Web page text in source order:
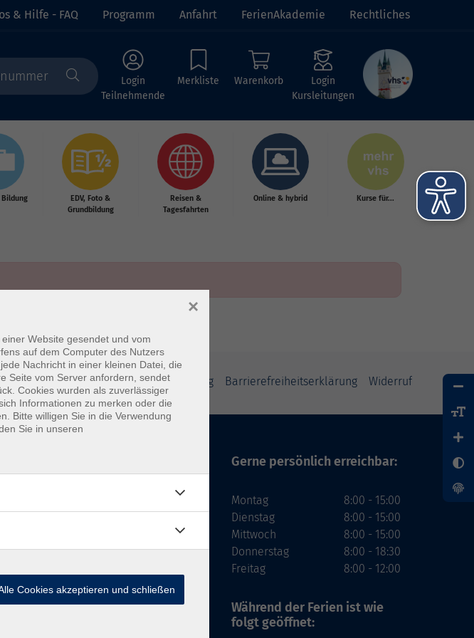
& Hilfe - FAQ Programm Anfahrt FerienAkademie Rechtliches
Login
Teilnehmende
Merkliste Warenkorb
Login
Kursleitungen
EDV, Foto &
Grundbildung
Reisen &
Tagesfahrten
Online & hybrid Kurse für...
Datenschutzerklärung Barrierefreiheitserklärung Widerruf
8457-0
8457-50
Gerne persönlich erreichbar:
Montag
Dienstag
Mittwoch
Donnerstag
Freitag
8:00 - 15:00
8:00 - 15:00
8:00 - 15:00
8:00 - 18:30
8:00 - 12:00
Während der Ferien ist wie
folgt geöffnet:
Website gesendet und vom
auf dem Computer des Nutzers
Nachricht in einer kleinen Datei, die
Seite vom Server anfordern, sendet
Cookies wurden als zuverlässiger
Informationen zu merken oder die
Bitte willigen Sie in die Verwendung
Sie in unseren
×
Cookies akzeptieren und schließen